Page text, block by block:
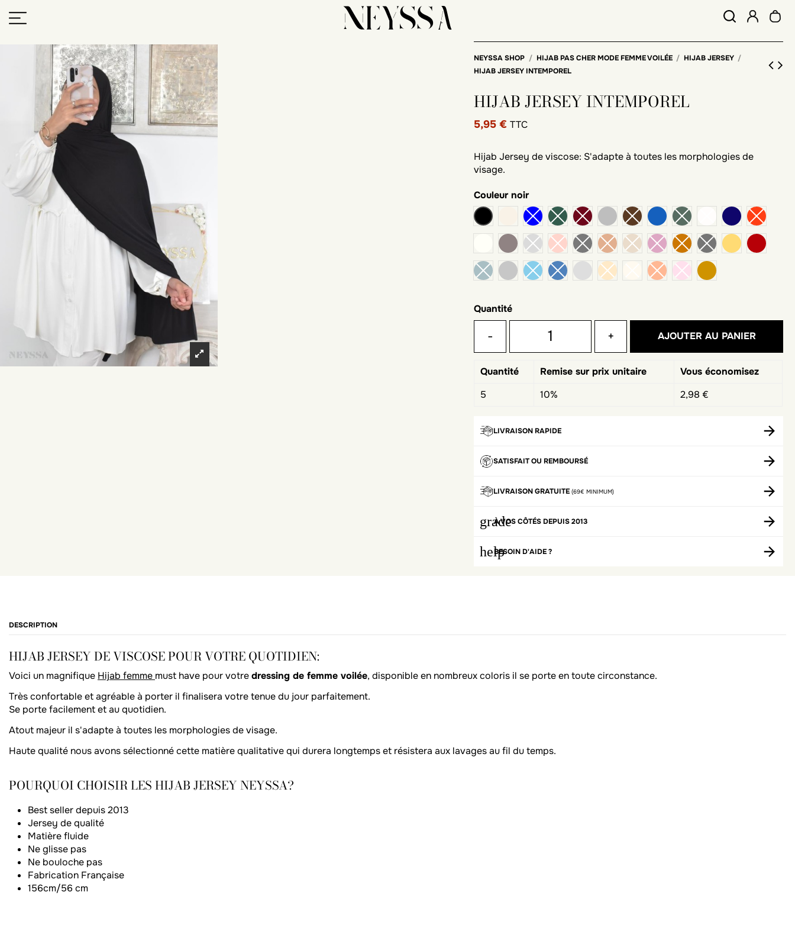
NEYSSA SHOP HIJAB PAS CHER MODE FEMME VOILÉE
HIJAB JERSEY
HIJAB JERSEY INTEMPOREL
HIJAB JERSEY INTEMPOREL
5,95 €TTC
Hijab Jersey de viscose: S'adapte à toutes les morphologies de
visage.
Couleurnoir
noir
beige gris chiné clairbleu jean bleu nuit
blanc cassétaupe foncé moutardebrique
gris chiné medium gris clair camel foncé
Quantité
- + AJOUTER AU PANIER
Quantité Remise sur prix unitaire
Vous économisez
5
10% 2,98 €
LIVRAISON RAPIDE
SATISFAIT OU REMBOURSÉ
LIVRAISON GRATUITE (69€ MINIMUM)
grade
À VOS CÔTÉS DEPUIS 2013
helpBESOIN D'AIDE ?
DESCRIPTION
HIJAB JERSEY DE VISCOSE POUR VOTRE QUOTIDIEN:
Voici un magnifique Hijab femme must have pour votredressing de femme voilée, disponible en nombreux coloris il se porte en toute circonstance.
Très confortable et agréable à porter il finalisera votre tenue du jour parfaitement.
Se porte facilement et au quotidien.
Atout majeur il s'adapte à toutes les morphologies de visage.
Haute qualité nous avons sélectionné cette matière qualitative qui durera longtemps et résistera aux lavages au fil du temps.
POURQUOI CHOISIR LES HIJAB JERSEY NEYSSA?
Best seller depuis 2013
Jersey de qualité
Matière fluide
Ne glisse pas
Ne bouloche pas
Fabrication Française
156cm/56 cm